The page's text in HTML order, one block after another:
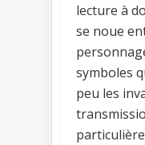
lecture à
se noue
symboles
peu les